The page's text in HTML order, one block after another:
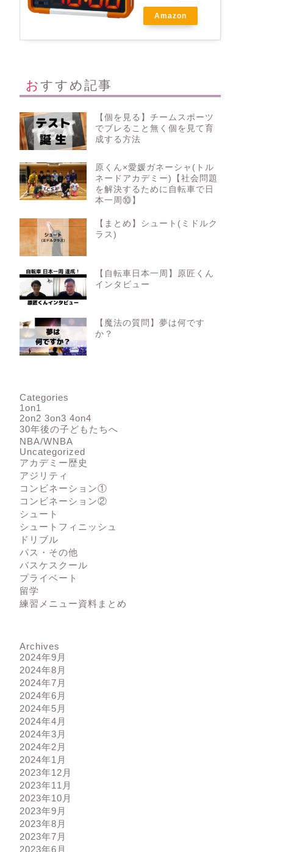
【ドリブル】219A テニスボール
ドリブル
Amazon
おすすめ記事
【個を見る】チームスポーツ
でブレること無く個を見て育
成する方法
原くん×愛媛ガネーシャ(トル
ネードアカデミー)【社会問題
を解決するために自転車で日
本一周⑩】
【まとめ】シュート(ミドルク
ラス)
【自転車日本一周】原匠くん
インタビュー
【魔法の質問】夢は何です
か？
Categories
1on1
2on2 3on3 4on4
30年後の子どもたちへ
NBA/WNBA
Uncategorized
アカデミー歴史
アジリティ
コンビネーション①
コンビネーション②
シュート
シュートフィニッシュ
ドリブル
パス・その他
バスケスクール
プライベート
留学
練習メニュー資料まとめ
Archives
2024年9月
2024年8月
2024年7月
2024年6月
2024年5月
2024年4月
2024年3月
2024年2月
2024年1月
2023年12月
2023年11月
2023年10月
2023年9月
2023年8月
2023年7月
2023年6月